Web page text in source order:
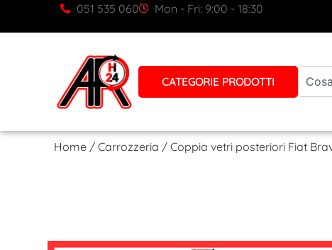
051 535 060 Mon - Fri: 9:00 - 18:30
CATEGORIE PRODOTTI
Home /Carrozzeria / Coppia vetri posteriori Fiat